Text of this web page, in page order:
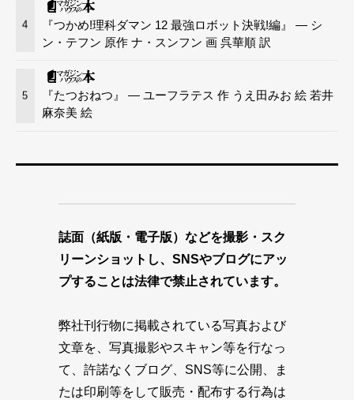
4
『つかめ!理科ダマン 12 最強ロボット決戦!編』 — シ
ン・テフン 原作 ナ・スンフン 画 呉華順 訳
5
『たつおねつ』 — ユーフラテス 作 うえ田みお 絵 若井
麻奈美 絵
誌面（紙版・電子版）などを撮影・スク
リーンショットし、SNSやブログにアッ
プすることは法律で禁止されています。
弊社刊行物に掲載されている写真および
文章を、写真撮影やスキャン等を行なっ
て、許諾なくブログ、SNS等に公開、ま
たは印刷等をして販売・配布する行為は